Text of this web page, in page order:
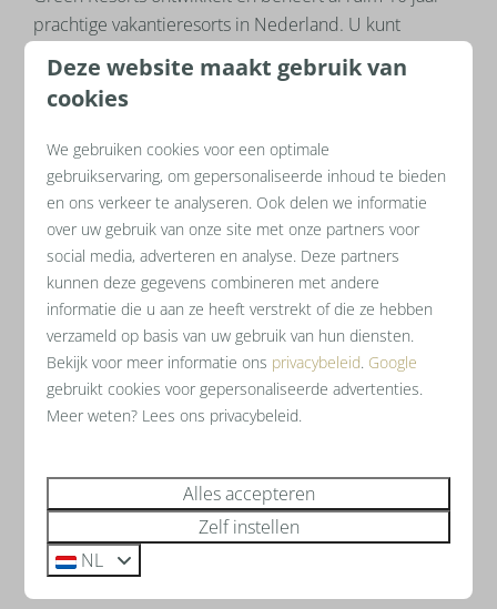
prachtige vakantieresorts in Nederland. U kunt
investeren in een wellness recreatiewoning voor eigen
gebruik of voor (gedeeltelijke) verhuur. Wanneer u
kiest voor verhuur ontvangt u een
nettorendement oplopend tot 9,4%.
wordt u op het gebied van verhuur en onderhoud
volledig ontzorgt door onze professionele
verhuurorganisatie. Zo werken wij samen met een
gespecialiseerd online marketingbureau en diverse
touroperators om de zichtbaarheid van uw woning te
vergroten. Hierdoor is het voor ons mogelijk een
hogere bezettingsgraad na te streven en u een
optimaal rendement te leveren. Zelf houdt u altijd
controle en inzicht door ons online
reserveringssysteem. Wilt u graag meer weten?
Deze website maakt gebruik van
cookies
We gebruiken cookies voor een optimale
gebruikservaring, om gepersonaliseerde inhoud te bieden
en ons verkeer te analyseren. Ook delen we informatie
over uw gebruik van onze site met onze partners voor
social media, adverteren en analyse. Deze partners
kunnen deze gegevens combineren met andere
informatie die u aan ze heeft verstrekt of die ze hebben
verzameld op basis van uw gebruik van hun diensten.
Bekijk voor meer informatie ons privacybeleid. Google
gebruikt cookies voor gepersonaliseerde advertenties.
Meer weten? Lees ons privacybeleid.
Alles accepteren
Zelf instellen
NL